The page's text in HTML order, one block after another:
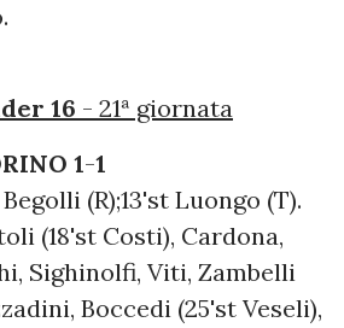
16 - 21ª giornata
1-1
(R);13'st Luongo (T).
(18'st Costi), Cardona,
Sighinolfi, Viti, Zambelli
Boccedi (25'st Veseli),